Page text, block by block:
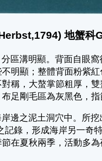
地蟹科
區溝明顯。背面自眼
明顯；整體背面粉紫
稱，大螯掌節粗厚，
足剛毛區為灰黑色，指
邊之泥土洞穴中。所
錄，形成海岸另一奇
在夏秋兩季，活動多